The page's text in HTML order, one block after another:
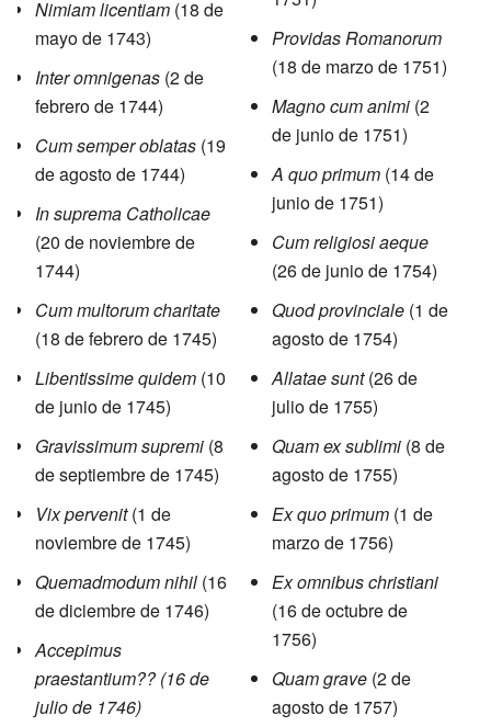
Nimiam licentiam (18 de
mayo de 1743)
Inter omnigenas (2 de
febrero de 1744)
Cum semper oblatas (19
de agosto de 1744)
In suprema Catholicae
(20 de noviembre de
1744)
Cum multorum charitate
(18 de febrero de 1745)
Libentissime quidem (10
de junio de 1745)
Gravissimum supremi (8
de septiembre de 1745)
Vix pervenit(1 de
noviembre de 1745)
Quemadmodum nihil (16
de diciembre de 1746)
Accepimus
praestantium?? (16 de
julio de 1746)
Providas Romanorum
(18 de marzo de 1751)
Magno cum animi (2
de junio de 1751)
A quo primum (14 de
junio de 1751)
Cum religiosi aeque
(26 de junio de 1754)
Quod provinciale (1 de
agosto de 1754)
Allatae sunt(26 de
julio de 1755)
Quam ex sublimi (8 de
agosto de 1755)
Ex quo primum (1 de
marzo de 1756)
Ex omnibus christiani
(16 de octubre de
1756)
Quam grave (2 de
agosto de 1757)